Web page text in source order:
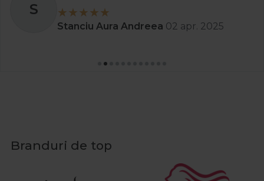
S
Stanciu Aura Andreea 02 apr. 2025
Branduri de top